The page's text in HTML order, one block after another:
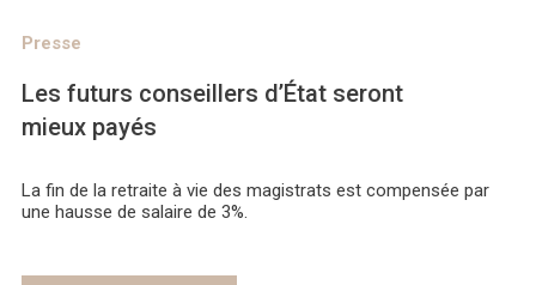
Presse
Les futurs conseillers d’État seront
mieux payés
La fin de la retraite à vie des magistrats est compensée par
une hausse de salaire de 3%.